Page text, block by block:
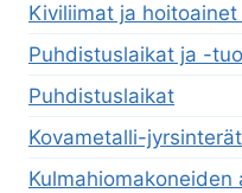
Kiviliimat ja
Puhdistuslaikat ja -
Puhdistuslaikat
Kovametalli-jyrsinterät
Kulmahiomakoneiden